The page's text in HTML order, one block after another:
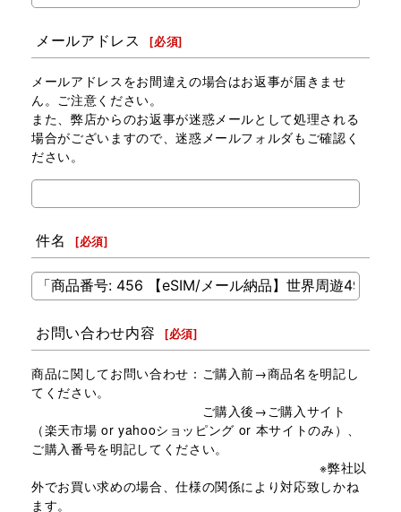
メールアドレス [必須]
メールアドレスをお間違えの場合はお返事が届きませ
ん。ご注意ください。
また、弊店からのお返事が迷惑メールとして処理される
場合がございますので、迷惑メールフォルダもご確認く
ださい。
件名 [必須]
お問い合わせ内容 [必須]
商品に関してお問い合わせ：ご購入前→商品名を明記し
てください。
ご購入後→ご購入サイト
（楽天市場 or yahooショッピング or 本サイトのみ）、
ご購入番号を明記してください。
※弊社以
外でお買い求めの場合、仕様の関係により対応致しかね
ます。